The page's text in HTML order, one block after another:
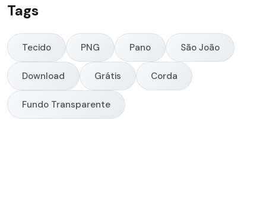
Tags
Tecido PNG Pano São João
Download Grátis Corda
Fundo Transparente